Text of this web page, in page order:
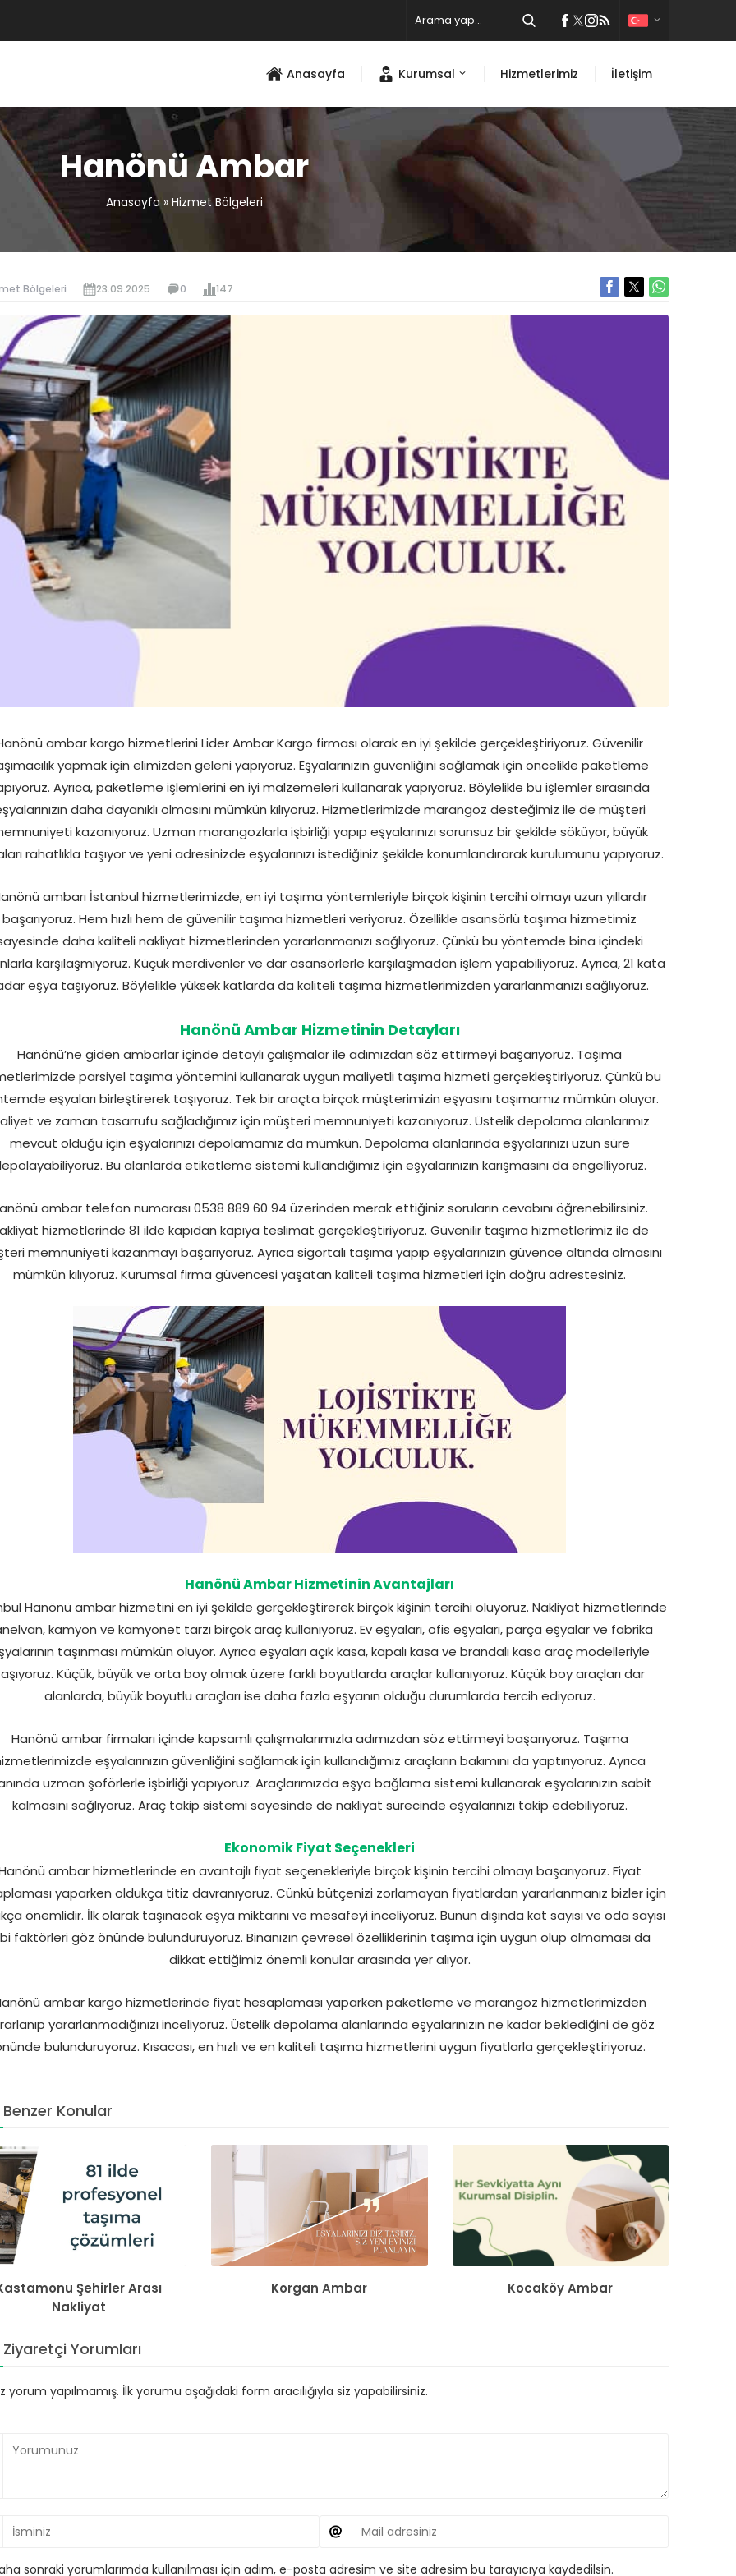
Anasayfa Kurumsal Hizmetlerimiz İletişim
Hanönü Ambar
Anasayfa» Hizmet Bölgeleri
Bölgeleri 23.09.2025 0 147
ambar kargo hizmetlerini Lider Ambar Kargo firması olarak en iyi şekilde gerçekleştiriyoruz. Güvenilir
yapmak için elimizden geleni yapıyoruz. Eşyalarınızın güvenliğini sağlamak için öncelikle paketleme
Ayrıca, paketleme işlemlerini en iyi malzemeleri kullanarak yapıyoruz. Böylelikle bu işlemler sırasında
daha dayanıklı olmasını mümkün kılıyoruz. Hizmetlerimizde marangoz desteğimiz ile de müşteri
kazanıyoruz. Uzman marangozlarla işbirliği yapıp eşyalarınızı sorunsuz bir şekilde söküyor, büyük
rahatlıkla taşıyor ve yeni adresinizde eşyalarınızı istediğiniz şekilde konumlandırarak kurulumunu yapıyoruz.
ambarı İstanbul hizmetlerimizde, en iyi taşıma yöntemleriyle birçok kişinin tercihi olmayı uzun yıllardır
başarıyoruz. Hem hızlı hem de güvenilir taşıma hizmetleri veriyoruz. Özellikle asansörlü taşıma hizmetimiz
daha kaliteli nakliyat hizmetlerinden yararlanmanızı sağlıyoruz. Çünkü bu yöntemde bina içindeki
karşılaşmıyoruz. Küçük merdivenler ve dar asansörlerle karşılaşmadan işlem yapabiliyoruz. Ayrıca, 21 kata
eşya taşıyoruz. Böylelikle yüksek katlarda da kaliteli taşıma hizmetlerimizden yararlanmanızı sağlıyoruz.
Hanönü Ambar Hizmetinin Detayları
Hanönü’ne giden ambarlar içinde detaylı çalışmalar ile adımızdan söz ettirmeyi başarıyoruz. Taşıma
parsiyel taşıma yöntemini kullanarak uygun maliyetli taşıma hizmeti gerçekleştiriyoruz. Çünkü bu
eşyaları birleştirerek taşıyoruz. Tek bir araçta birçok müşterimizin eşyasını taşımamız mümkün oluyor.
ve zaman tasarrufu sağladığımız için müşteri memnuniyeti kazanıyoruz. Üstelik depolama alanlarımız
mevcut olduğu için eşyalarınızı depolamamız da mümkün. Depolama alanlarında eşyalarınızı uzun süre
Bu alanlarda etiketleme sistemi kullandığımız için eşyalarınızın karışmasını da engelliyoruz.
ambar telefon numarası 0538 889 60 94 üzerinden merak ettiğiniz soruların cevabını öğrenebilirsiniz.
hizmetlerinde 81 ilde kapıdan kapıya teslimat gerçekleştiriyoruz. Güvenilir taşıma hizmetlerimiz ile de
memnuniyeti kazanmayı başarıyoruz. Ayrıca sigortalı taşıma yapıp eşyalarınızın güvence altında olmasını
mümkün kılıyoruz. Kurumsal firma güvencesi yaşatan kaliteli taşıma hizmetleri için doğru adrestesiniz.
Hanönü Ambar Hizmetinin Avantajları
Hanönü ambar hizmetini en iyi şekilde gerçekleştirerek birçok kişinin tercihi oluyoruz. Nakliyat hizmetlerinde
kamyon ve kamyonet tarzı birçok araç kullanıyoruz. Ev eşyaları, ofis eşyaları, parça eşyalar ve fabrika
taşınması mümkün oluyor. Ayrıca eşyaları açık kasa, kapalı kasa ve brandalı kasa araç modelleriyle
Küçük, büyük ve orta boy olmak üzere farklı boyutlarda araçlar kullanıyoruz. Küçük boy araçları dar
alanlarda, büyük boyutlu araçları ise daha fazla eşyanın olduğu durumlarda tercih ediyoruz.
Hanönü ambar firmaları içinde kapsamlı çalışmalarımızla adımızdan söz ettirmeyi başarıyoruz. Taşıma
eşyalarınızın güvenliğini sağlamak için kullandığımız araçların bakımını da yaptırıyoruz. Ayrıca
uzman şoförlerle işbirliği yapıyoruz. Araçlarımızda eşya bağlama sistemi kullanarak eşyalarınızın sabit
kalmasını sağlıyoruz. Araç takip sistemi sayesinde de nakliyat sürecinde eşyalarınızı takip edebiliyoruz.
Ekonomik Fiyat Seçenekleri
ambar hizmetlerinde en avantajlı fiyat seçenekleriyle birçok kişinin tercihi olmayı başarıyoruz. Fiyat
yaparken oldukça titiz davranıyoruz. Cünkü bütçenizi zorlamayan fiyatlardan yararlanmanız bizler için
önemlidir. İlk olarak taşınacak eşya miktarını ve mesafeyi inceliyoruz. Bunun dışında kat sayısı ve oda sayısı
faktörleri göz önünde bulunduruyoruz. Binanızın çevresel özelliklerinin taşıma için uygun olup olmaması da
dikkat ettiğimiz önemli konular arasında yer alıyor.
ambar kargo hizmetlerinde fiyat hesaplaması yaparken paketleme ve marangoz hizmetlerimizden
yararlanmadığınızı inceliyoruz. Üstelik depolama alanlarında eşyalarınızın ne kadar beklediğini de göz
bulunduruyoruz. Kısacası, en hızlı ve en kaliteli taşıma hizmetlerini uygun fiyatlarla gerçekleştiriyoruz.
Benzer Konular
Şehirler Arası
Nakliyat
Korgan Ambar Kocaköy Ambar
Ziyaretçi Yorumları
yorum yapılmamış. İlk yorumu aşağıdaki form aracılığıyla siz yapabilirsiniz.
sonraki yorumlarımda kullanılması için adım, e-posta adresim ve site adresim bu tarayıcıya kaydedilsin.